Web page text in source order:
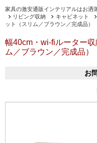
家具の激安通販インテリアルはお洒
リビング収納
キャビネット
ット（スリム／ブラウン／完成品）
幅40cm・wi-fiルーター
ム／ブラウン／完成品）
お